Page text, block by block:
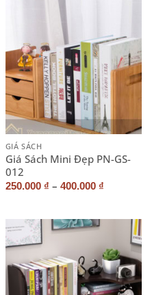
GIÁ SÁCH
Giá Sách Mini Đẹp PN-GS-
012
250.000 ₫ – 400.000 ₫